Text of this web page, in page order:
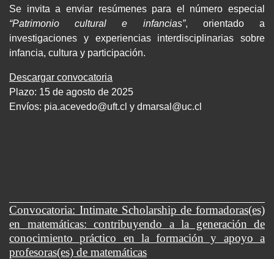
Se invita a enviar resúmenes para el número especial
“Patrimonio cultural e infancias”, orientado a
investigaciones y experiencias interdisciplinarias sobre
infancia, cultura y participación.
Descargar convocatoria
Plazo: 15 de agosto de 2025
Envíos: pia.acevedo@uft.cl y dmarsal@uc.cl
Convocatoria: Intimate Scholarship de formadoras(es)
en matemáticas: contribuyendo a la generación de
conocimiento práctico en la formación y apoyo a
profesoras(es) de matemáticas